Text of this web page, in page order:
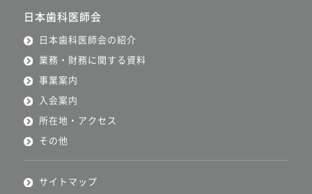
日本歯科医師会
日本歯科医師会の紹介
業務・財務に関する資料
事業案内
入会案内
所在地・アクセス
その他
サイトマップ